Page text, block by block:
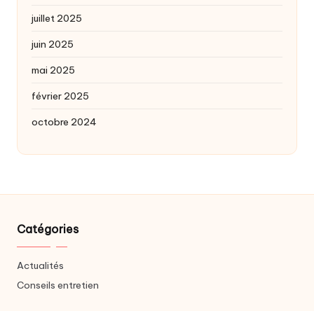
juillet 2025
juin 2025
mai 2025
février 2025
octobre 2024
Catégories
Actualités
Conseils entretien